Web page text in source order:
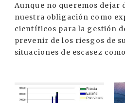
Aunque no queremos dejar
nuestra obligación como
científicos para la gestión
prevenir de los riesgos de
situaciones de escasez